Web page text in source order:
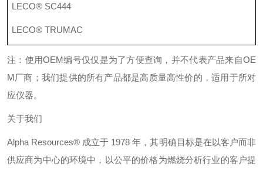
LECO® SC444
LECO® TRUMAC
注：使用OEM编号仅仅是为了方便查询，并不代表产品来自OE
M厂商；我们提供的所有产品都是高质量高性价的，适用于所对
应仪器。
关于我们
Alpha Resources® 成立于 1978年，其明确目标是在以客户而非
供应商为中心的环境中，以公平的价格为燃烧分析行业的客户提